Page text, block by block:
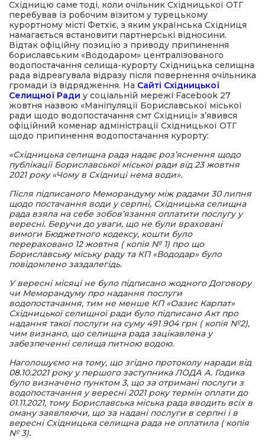
Східницю саме тоді, коли очільник Східницької ОТГ
перебував із робочим візитом у турецькому
курортному місті Фетхіє, з яким українська Східниця
намагається встановити партнерські відносини.
Відтак офіційну позицію з приводу припинення
бориславським «Вододаром» централізованого
водопостачання селища-курорту Східницька селищна
рада відреагувала відразу після повернення очільника
громади із відрядження. На Сайті Східницької
Селищної Ради у соціальній мережі Facebook 27
жовтня назвою «Маніпуляції Бориславської міської
ради щодо водопостачання смт Східниці» з’явився
офіційний коменар адміністрації Східницької ОТГ
щодо припинення водопостачання курорту:
«Східницька селищна рада надає роз’яснення щодо
публікації Бориславської міської ради від 23 жовтня
2021 року «Чому в Східниці нема води».
Після підписаного Меморандуму між радами 30 липня
щодо постачання води у серпні, Східницька селищна
рада взяла на себе зобов’язання оплатити послугу у
вересні. Беручи до уваги, що не були враховані
вимоги Бюджетного кодексу, кошти було
перераховано 12 жовтня ( копія № 1) про що
Бориславську міську раду та КП «Вододар» було
повідомлено заздалегідь.
У вересні місяці не було підписано жодного Договору
чи Меморандуму про надання послуги
водопостачання, тим не менше КП «Оазис Карпат»
Східницької селищної ради було підписано Акт про
надання такої послуги на суму 491 904 грн ( копія №2),
чим визнано, що селищна рада зацікавлена у
забезпеченні селища питною водою.
Наголошуємо на тому, що згідно протоколу наради від
08.10.2021 року у першого заступника ЛОДА А. Годика
було визначено пунктом 3, що за отримані послуги з
водопостачання у вересні 2021 року термін оплати до
01.11.2021, тому Бориславська міська рада вводить всіх в
оману заявляючи, що за надані послуги в серпні і в
вересні Східницька селищна рада не оплатила ( копія
№ 3).